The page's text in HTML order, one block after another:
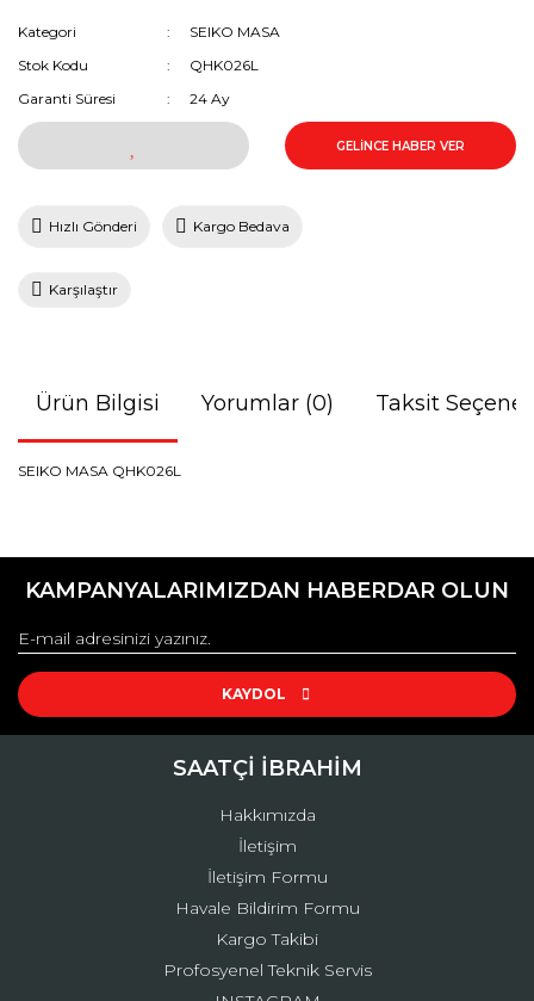
Kategori
SEIKO MASA
Stok Kodu
QHK026L
Garanti Süresi
24 Ay
GELİNCE HABER VER
Hızlı Gönderi Kargo Bedava
Karşılaştır
Ürün Bilgisi Yorumlar (0) Taksit
SEIKO MASA QHK026L
konularda yetersiz gördüğünüz noktaları öneri formunu
Görüş ve önerileriniz için teşekkür ederiz.
Ürün resmi kalitesiz, bozuk veya görüntülenemiyor.
Ürün açıklamasında eksik bilgiler bulunuyor.
Ürün fiyatı diğer sitelerden daha pahalı.
Gönder
KAMPANYALARIMIZDAN HABERDAR OLUN
KAYDOL
SAATÇİ İBRAHİM
Hakkımızda
İletişim
İletişim Formu
Havale Bildirim Formu
Kargo Takibi
Profosyenel Teknik Servis